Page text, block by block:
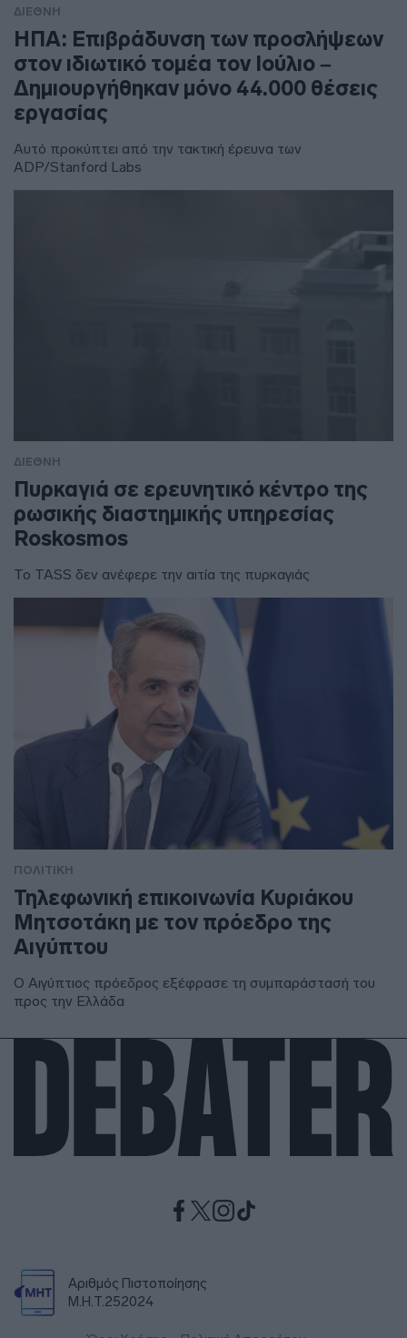
ΔΙΕΘΝΗ
ΗΠΑ: Επιβράδυνση των προσλήψεων
στον ιδιωτικό τομέα τον Ιούλιο –
Δημιουργήθηκαν μόνο 44.000 θέσεις
εργασίας
Αυτό προκύπτει από την τακτική έρευνα των
ADP/Stanford Labs
ΔΙΕΘΝΗ
Πυρκαγιά σε ερευνητικό κέντρο της
ρωσικής διαστημικής υπηρεσίας
Roskosmos
Το TASS δεν ανέφερε την αιτία της πυρκαγιάς
ΠΟΛΙΤΙΚΗ
Τηλεφωνική επικοινωνία Κυριάκου
Μητσοτάκη με τον πρόεδρο της
Αιγύπτου
Ο Αιγύπτιος πρόεδρος εξέφρασε τη συμπαράστασή του
προς την Ελλάδα
Αριθμός Πιστοποίησης
Μ.Η.Τ.252024